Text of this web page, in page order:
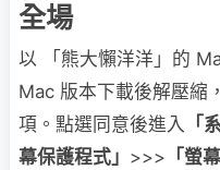
全場
以 「熊大懶洋洋」的
Mac 版本下載後解壓縮
項。點選同意後進入 「
幕保護程式」 >>> 「螢